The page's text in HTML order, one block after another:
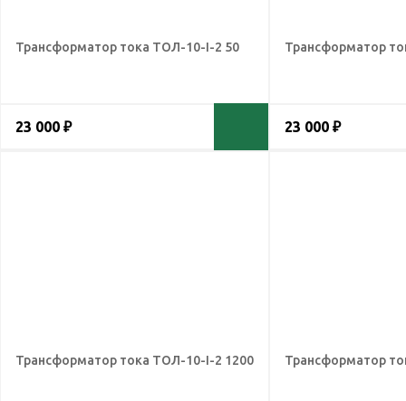
Трансформатор тока ТОЛ-10-I-2 50
23 000 ₽
Трансформатор
23 000 ₽
Трансформатор тока ТОЛ-10-I-2 1200 Трансформатор